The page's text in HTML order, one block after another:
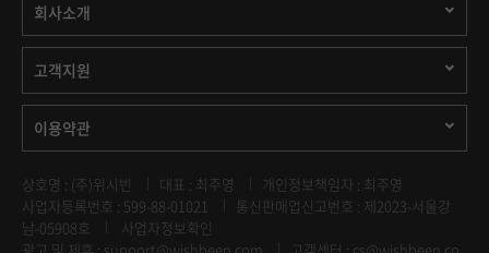
회사소개
고객지원
이용약관
상호명 : (주)위시빈 대표 : 최주영
개인정보책임자 : 최주영
사업자등록번호 : 599-88-01021
통신판매업신고번호 : 제2023-서울강
남-05908호
사업자정보확인